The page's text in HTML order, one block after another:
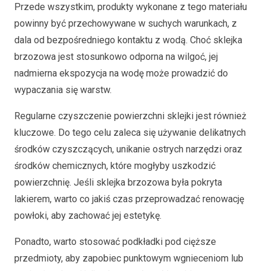
Przede wszystkim, produkty wykonane z tego materiału
powinny być przechowywane w suchych warunkach, z
dala od bezpośredniego kontaktu z wodą. Choć sklejka
brzozowa jest stosunkowo odporna na wilgoć, jej
nadmierna ekspozycja na wodę może prowadzić do
wypaczania się warstw.
Regularne czyszczenie powierzchni sklejki jest również
kluczowe. Do tego celu zaleca się używanie delikatnych
środków czyszczących, unikanie ostrych narzędzi oraz
środków chemicznych, które mogłyby uszkodzić
powierzchnię. Jeśli sklejka brzozowa była pokryta
lakierem, warto co jakiś czas przeprowadzać renowację
powłoki, aby zachować jej estetykę.
Ponadto, warto stosować podkładki pod cięższe
przedmioty, aby zapobiec punktowym wgnieceniom lub